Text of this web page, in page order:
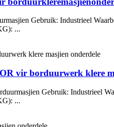
Gebruik: Industrieel
...
vir borduurwerk klere
Gebruik: Industrieel
...